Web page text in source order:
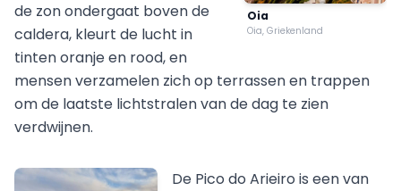
Oia
Oia, Griekenland
de zon ondergaat boven de
caldera, kleurt de lucht in
tinten oranje en rood, en
mensen verzamelen zich op terrassen en trappen
om de laatste lichtstralen van de dag te zien
verdwijnen.
De Pico do Arieiro is een van